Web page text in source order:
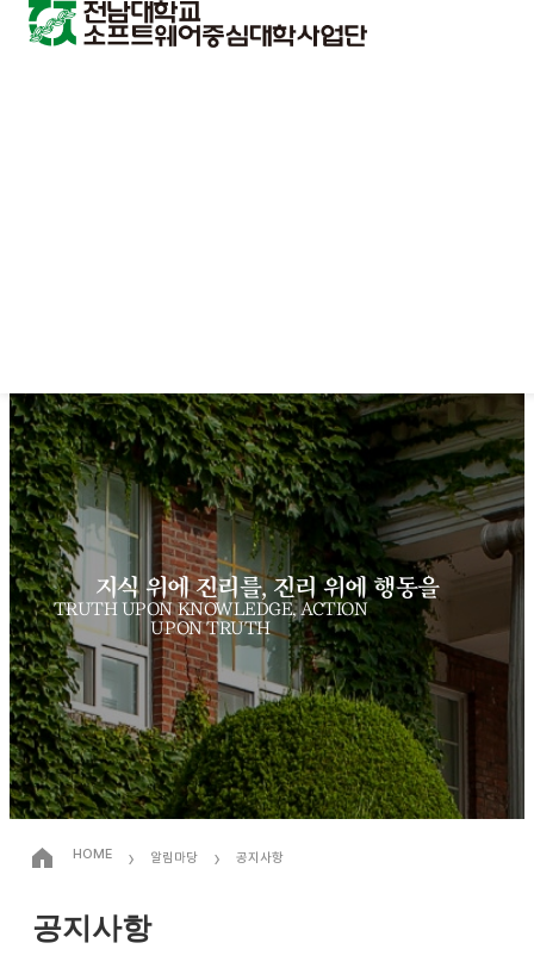
지식 위에 진리를, 진리 위에 행동을
TRUTH UPON KNOWLEDGE, ACTION
UPON TRUTH
HOME › 알림마당 › 공지사항
공지사항